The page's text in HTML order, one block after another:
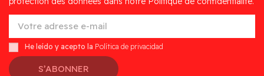
He leído y acepto la Política de privacidad
S’ABONNER